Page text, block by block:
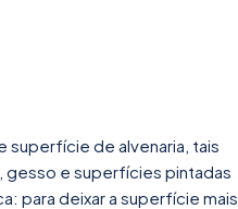
superfície de alvenaria, tais
e superfícies pintadas
para deixar a superfície mais